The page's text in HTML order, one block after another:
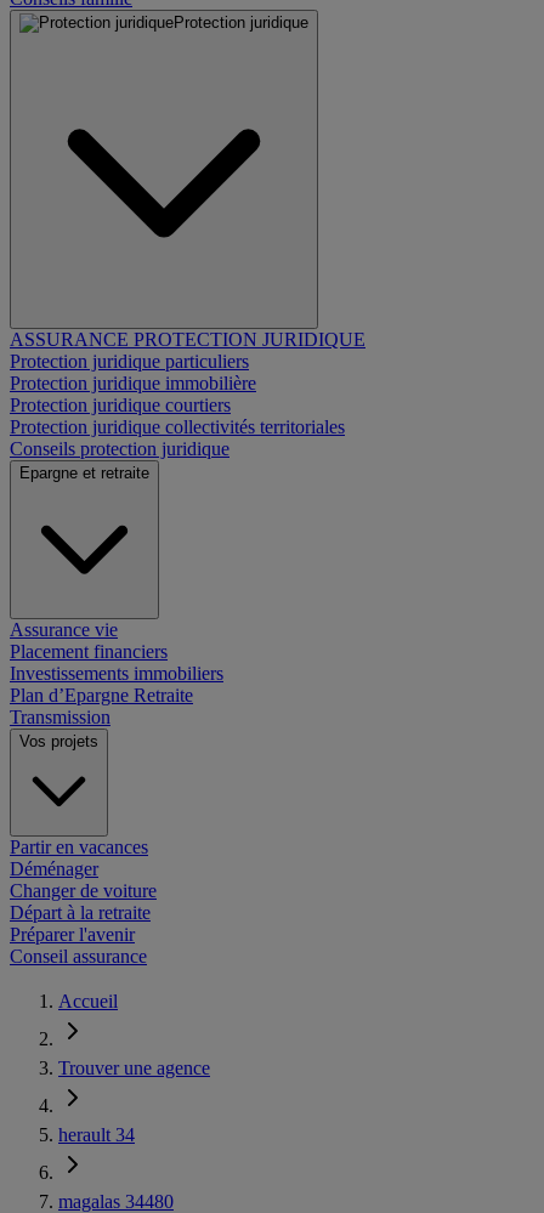
Protection juridique
ASSURANCE PROTECTION JURIDIQUE
Protection juridique particuliers
Protection juridique immobilière
Protection juridique courtiers
Protection juridique collectivités territoriales
Conseils protection juridique
Epargne et retraite
Assurance vie
Placement financiers
Investissements immobiliers
Plan d’Epargne Retraite
Transmission
Vos projets
Partir en vacances
Déménager
Changer de voiture
Départ à la retraite
Préparer l'avenir
Conseil assurance
Accueil
Trouver une agence
herault 34
magalas 34480